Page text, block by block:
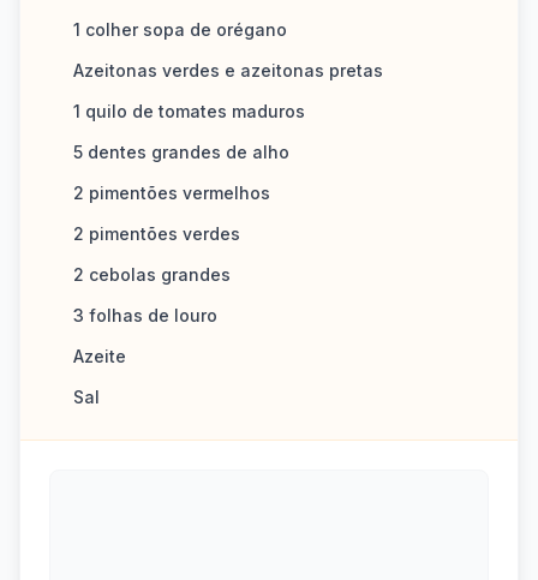
1 colher sopa de orégano
Azeitonas verdes e azeitonas pretas
1 quilo de tomates maduros
5 dentes grandes de alho
2 pimentões vermelhos
2 pimentões verdes
2 cebolas grandes
3 folhas de louro
Azeite
Sal